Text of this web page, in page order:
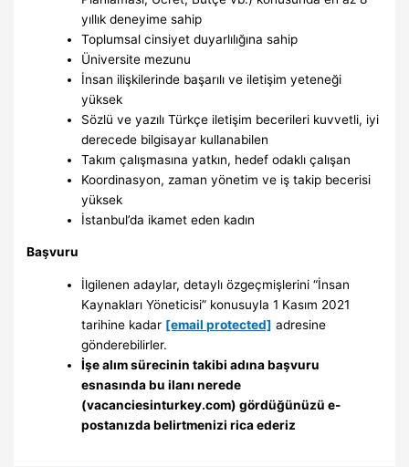
yıllık deneyime sahip
Toplumsal cinsiyet duyarlılığına sahip
Üniversite mezunu
İnsan ilişkilerinde başarılı ve iletişim yeteneği
yüksek
Sözlü ve yazılı Türkçe iletişim becerileri kuvvetli, iyi
derecede bilgisayar kullanabilen
Takım çalışmasına yatkın, hedef odaklı çalışan
Koordinasyon, zaman yönetim ve iş takip becerisi
yüksek
İstanbul’da ikamet eden kadın
Başvuru
İlgilenen adaylar, detaylı özgeçmişlerini “İnsan
Kaynakları Yöneticisi” konusuyla 1 Kasım 2021
tarihine kadar [email protected] adresine
gönderebilirler.
İşe alım sürecinin takibi adına başvuru
esnasında bu ilanı nerede
(vacanciesinturkey.com) gördüğünüzü e-
postanızda belirtmenizi rica ederiz